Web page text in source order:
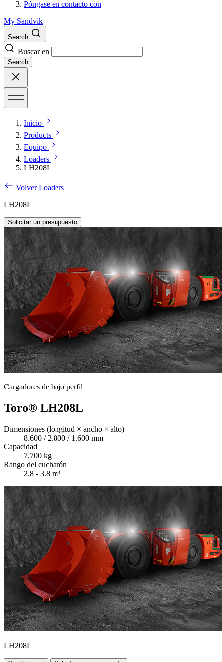
Póngase en contacto con
My Sandvik
Search
Buscar en
Search
Inicio
Products
Equipo
Loaders
LH208L
Volver Loaders
LH208L
Solicitar un presupuesto
Cargadores de bajo perfil
Toro® LH208L
Dimensiones (longitud × ancho × alto)
8.600 / 2.800 / 1.600 mm
Capacidad
7,700 kg
Rango del cucharón
2.8 - 3.8 m³
LH208L